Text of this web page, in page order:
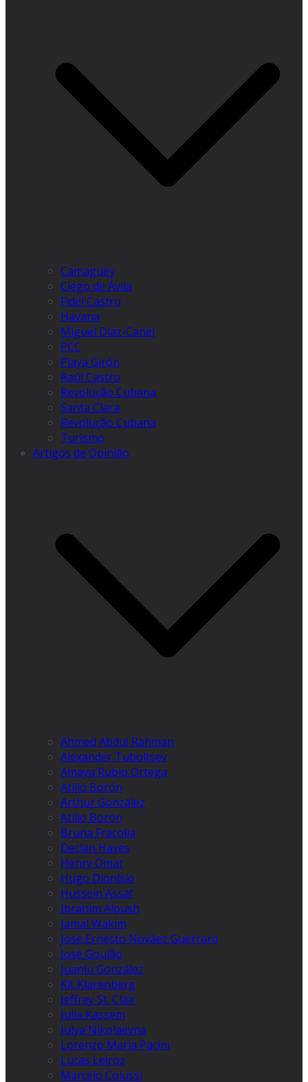
Camagüey
Ciego de Ávila
Fidel Castro
Havana
Miguel Díaz-Canel
PCC
Playa Girón
Raúl Castro
Revolução Cubana
Santa Clara
Revolução Cubana
Turismo
Artigos de Opinião
Ahmed Abdul Rahman
Alexander Tuboltsev
Amaya Rubio Ortega
Atilio Borón
Arthur González
Atilio Borón
Bruna Fracolla
Declan Hayes
Henry Omar
Hugo Dionísio
Hussein Assaf
Ibrahim Aloush
Jamal Wakim
José Ernesto Nováez Guerrero
José Goulão
Juanlu González
Kit Klarenberg
Jeffrey St. Clair
Julia Kassem
Julya Nikolaevna
Lorenzo Maria Pacini
Lucas Leiroz
Marcelo Colussi